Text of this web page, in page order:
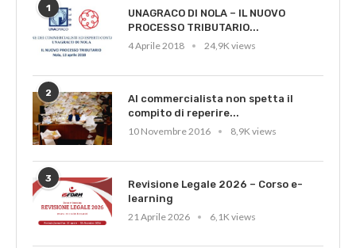
1
UNAGRACO DI NOLA – IL NUOVO
PROCESSO TRIBUTARIO...
4 Aprile 2018
24,9K views
2
Al commercialista non spetta il
compito di reperire...
10 Novembre 2016
8,9K views
3
Revisione Legale 2026 – Corso e-
learning
21 Aprile 2026
6,1K views